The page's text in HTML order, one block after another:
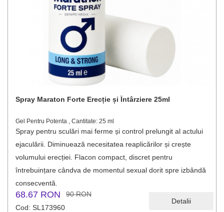
Detalii
Spray Maraton Forte Erecție și Întârziere 25ml
Gel Pentru Potenta , Cantitate: 25 ml
Spray pentru sculări mai ferme și control prelungit al actului
ejaculării. Diminuează necesitatea reaplicărilor și crește
volumului erecției. Flacon compact, discret pentru
întrebuințare cândva de momentul sexual dorit spre izbândă
consecventă.
68.67 RON
90 RON
Cod: SL173960